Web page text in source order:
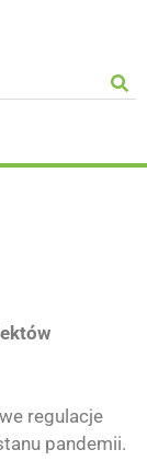
regulacje
pandemii.